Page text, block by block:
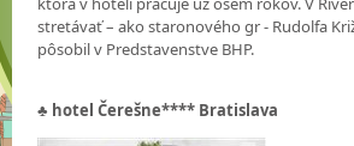
stretávať – ako staronového gr - Rudolfa
pôsobil v Predstavenstve BHP.
♣ hotel Čerešne**** Bratislava